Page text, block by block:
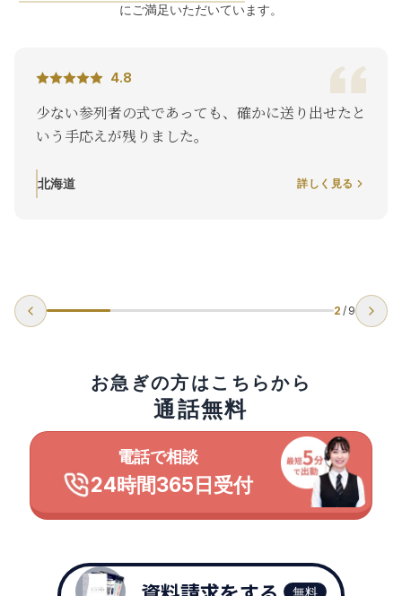
にご満足いただいています。
4.8
少ない参列者の式であっても、確かに送り出せたと
いう手応えが残りました。
北海道 詳しく見る
2 / 9
お急ぎの方はこちらから
通話無料
電話で相談
24時間365日受付
無料